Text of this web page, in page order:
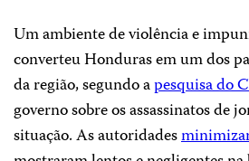
Um ambiente de violência e
converteu Honduras em um dos
da região, segundo apesquisa do
governo sobre os assassinatos de
situação. As autoridades